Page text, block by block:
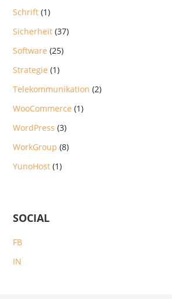
Schrift (1)
Sicherheit (37)
Software (25)
Strategie (1)
Telekommunikation (2)
WooCommerce (1)
WordPress (3)
WorkGroup (8)
YunoHost (1)
SOCIAL
FB
IN